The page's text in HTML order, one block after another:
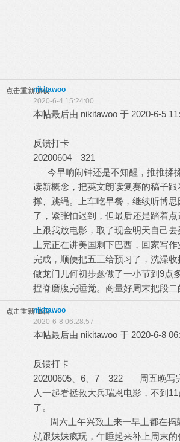
点击重新加载nikitawoo
2020-6-4 15:24:00
本帖最后由 nikitawoo 于 2020-6-5
反馈打卡
20200604—321
今早响闹钟还是不知醒，推推揉
读新概念，把英文朗读复赛的稿子
撑、跳绳。上车吃早餐，继续听博
了，紧张怕迟到，但最后还是踏着
上跟我放电影，取了现金明天自己
上完正在讲美国剩下巴西，回家写
完成，顺便把五三给预习了，洗澡
做龙门几何初步题做了一小节到9点
捏脊磨腹完睡觉。商量好周末把段二
点击重新加载nikitawoo
2020-6-8 06:28:57
本帖最后由 nikitawoo 于 2020-6-8
反馈打卡
20200605、6、7—322 周五晚写
人一起看拯救大兵瑞恩电影，不到
了。
周六上午兴致上来一早上都在捣
就跟妹妹疯玩，午睡起来补上周末